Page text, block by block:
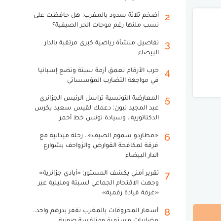
2
أضخم ثلاثة سدود بالمغرب: هل حافظت على
نسب ملئها رغم موجات الحر الصيفية؟
3
تفاصيل منشأة رياضية كبرى مرتقبة بالدار
البيضاء
4
حرب الأرقام تعمق أزمة سبتة وتضع إسبانيا
في مواجهة التضارب المؤسساتي
5
المعارضة التونسية تراسل الرئيس الجزائري
عبد المجيد تبون: دعمك لقيس سعيد يكرس
الدكتاتورية.. وسيادة تونس خط أحمر
6
«مطارِدو سموم الصيف».. رحلة ميدانية مع
فرقة لمكافحة القوارض والزواحف بشوارع
الدار البيضاء
7
تقرير أمني يكشف المستور: «أيادي جزائرية»
وجهت الاقتحام الجماعي لسبتة ومليلية عبر
«غرفة قيادة رقمية»
8
أسعار المحروقات بالمغرب تقفز بدرهم واحد..